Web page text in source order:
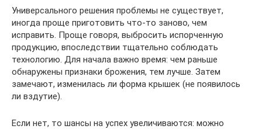
Универсального решения проблемы не существует,
иногда проще приготовить что-то заново, чем
исправить. Проще говоря, выбросить испорченную
продукцию, впоследствии тщательно соблюдать
технологию. Для начала важно время: чем раньше
обнаружены признаки брожения, тем лучше. Затем
замечают, изменилась ли форма крышек (не появилось
ли вздутие).
Если нет, то шансы на успех увеличиваются: можно